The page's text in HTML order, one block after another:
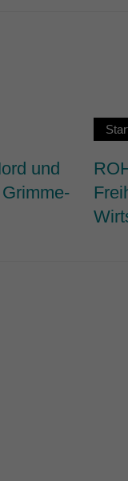
und
blockiert. Wenn